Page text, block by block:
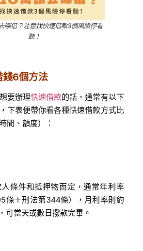
哪借？注意找快速借款3個風險停看
聽！
錢6個方法
要辦理快速借款的話，通常有以下
下表便帶你看各種快速借款方式比
間、額度）：
條件和抵押物而定，通常年利率
條＋刑法第344條），月利率則約
可當天或數日撥款完畢。